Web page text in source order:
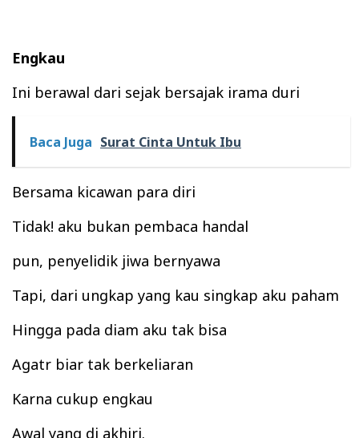
Engkau
Ini berawal dari sejak bersajak irama duri
Baca Juga Surat Cinta Untuk Ibu
Bersama kicawan para diri
Tidak! aku bukan pembaca handal
pun, penyelidik jiwa bernyawa
Tapi, dari ungkap yang kau singkap aku paham
Hingga pada diam aku tak bisa
Agatr biar tak berkeliaran
Karna cukup engkau
Awal yang di akhiri.